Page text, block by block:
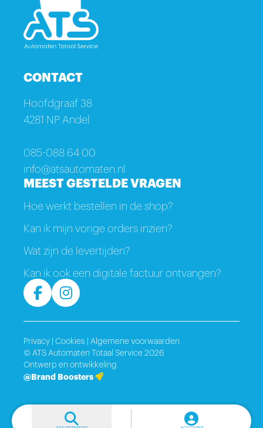
CONTACT
Hoofdgraaf 38
4281 NP Andel
085-088 64 00
info@atsautomaten.nl
MEEST GESTELDE VRAGEN
Hoe werkt bestellen in de shop?
Kan ik mijn vorige orders inzien?
Wat zijn de levertijden?
Kan ik ook een digitale factuur ontvangen?
Ontwerp en ontwikkeling
@Brand Boosters
© ATS Automaten Totaal Service 2026
Privacy Cookies Algemene voorwaarden